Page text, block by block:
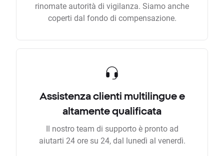
rinomate autorità di vigilanza. Siamo anche
coperti dal fondo di compensazione.
Assistenza clienti multilingue e
altamente qualificata
Il nostro team di supporto è pronto ad
aiutarti 24 ore su 24, dal lunedì al venerdì.